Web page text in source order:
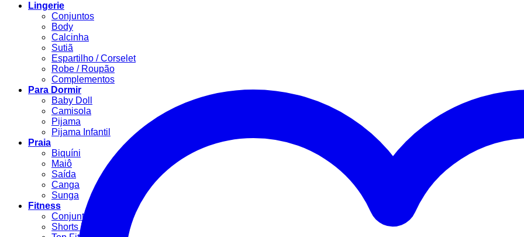
Lingerie
Conjuntos
Body
Calcinha
Sutiã
Espartilho / Corselet
Robe / Roupão
Complementos
Para Dormir
Baby Doll
Camisola
Pijama
Pijama Infantil
Praia
Biquíni
Maiô
Saída
Canga
Sunga
Fitness
Conjunto Fitness
Shorts Fitness